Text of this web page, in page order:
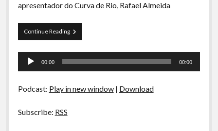
Especiais
Preliminares
apresentador do Curva de Rio, Rafael Almeida
Continue ReadingPapo
Tranqueira
Tocador
00:00 00:00
Podcast: Play in new window| Download
Subscribe: RSS